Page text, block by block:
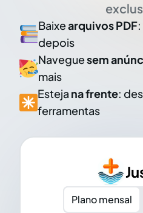
Baixearquivos PDF
depois
Naveguesem
mais
Esteja na frente:
ferramentas
Plano mensal